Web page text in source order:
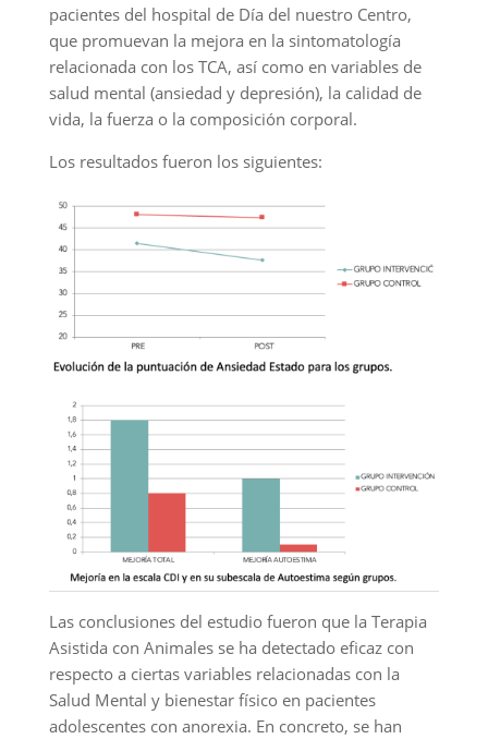
pacientes del hospital de Día del nuestro Centro,
que promuevan la mejora en la sintomatología
relacionada con los TCA, así como en variables de
salud mental (ansiedad y depresión), la calidad de
vida, la fuerza o la composición corporal.
Los resultados fueron los siguientes:
Las conclusiones del estudio fueron que la Terapia
Asistida con Animales se ha detectado eficaz con
respecto a ciertas variables relacionadas con la
Salud Mental y bienestar físico en pacientes
adolescentes con anorexia. En concreto, se han